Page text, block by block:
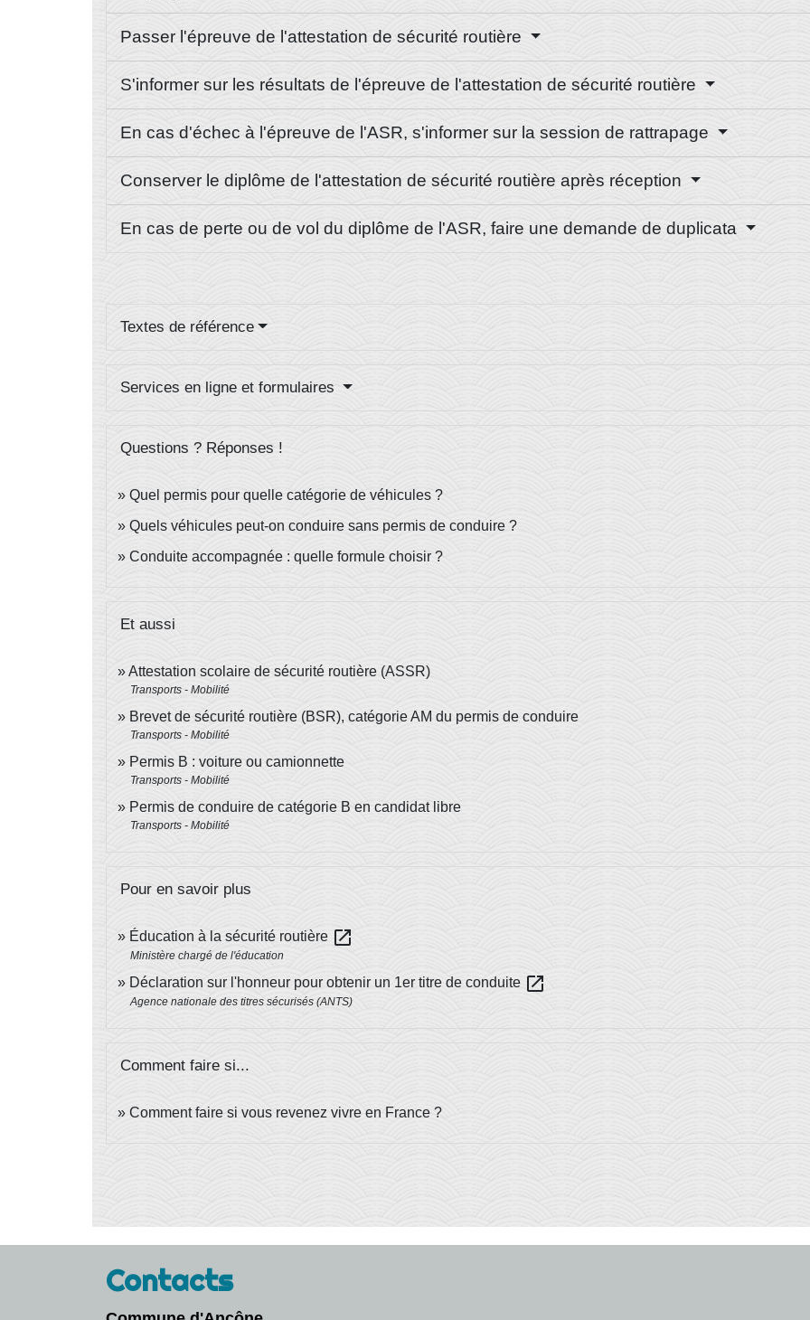
Passer l'épreuve de l'attestation de sécurité routière
S'informer sur les résultats de l'épreuve de l'attestation de sécurité routière
En cas d'échec à l'épreuve de l'ASR, s'informer sur la session de rattrapage
Conserver le diplôme de l'attestation de sécurité routière après réception
En cas de perte ou de vol du diplôme de l'ASR, faire une demande de duplicata
Textes de référence
Services en ligne et formulaires
Questions ? Réponses !
Quel permis pour quelle catégorie de véhicules ?
Quels véhicules peut-on conduire sans permis de conduire ?
Conduite accompagnée : quelle formule choisir ?
Et aussi
Attestation scolaire de sécurité routière (ASSR)
Transports - Mobilité
Brevet de sécurité routière (BSR), catégorie AM du permis de conduire
Transports - Mobilité
Permis B : voiture ou camionnette
Transports - Mobilité
Permis de conduire de catégorie B en candidat libre
Transports - Mobilité
Pour en savoir plus
Éducation à la sécurité routière open_in_new
Ministère chargé de l'éducation
Déclaration sur l'honneur pour obtenir un 1er titre de conduite open_in_new
Agence nationale des titres sécurisés (ANTS)
Comment faire si...
Comment faire si vous revenez vivre en France ?
Contacts